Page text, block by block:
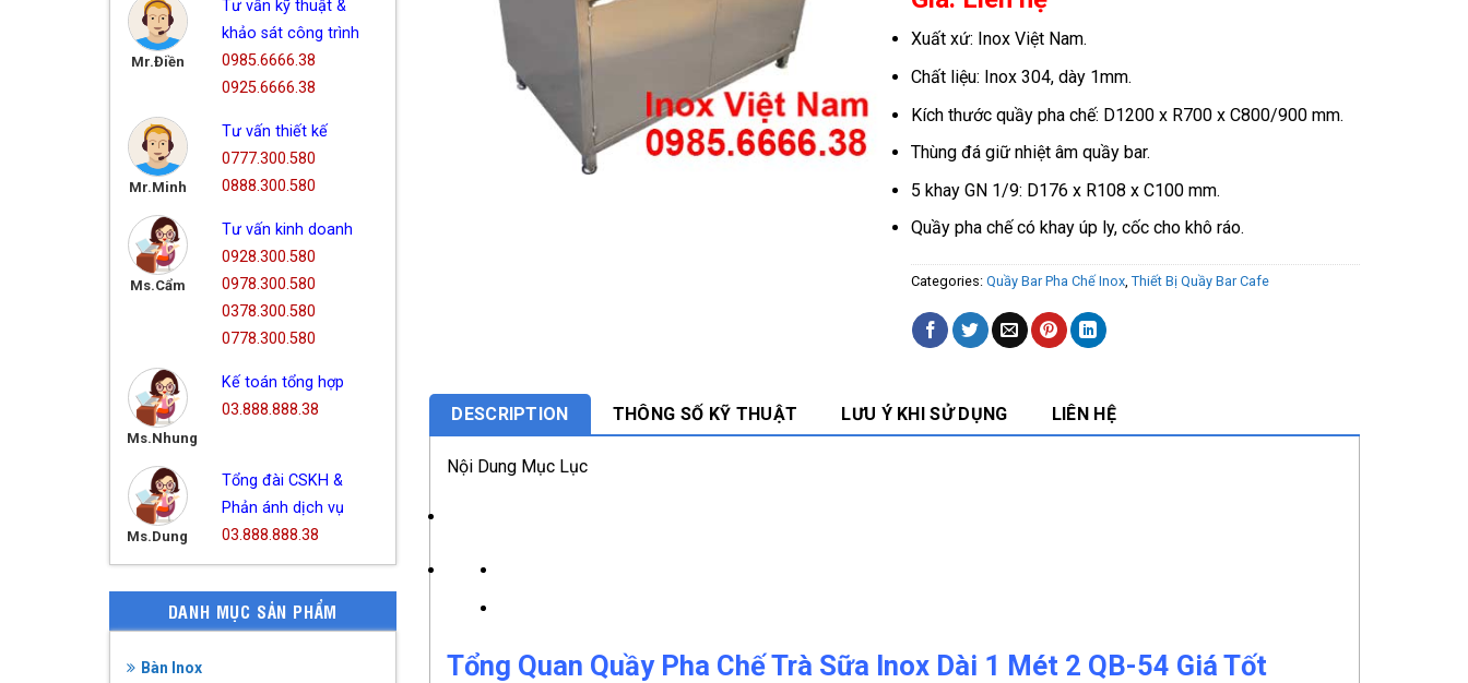
Mr.Điền
Tư vấn kỹ thuật &
khảo sát công trình
0985.6666.38
0925.6666.38
Mr.Minh
Tư vấn thiết kế
0777.300.580
0888.300.580
Ms.Cẩm
Tư vấn kinh doanh
0928.300.580
0978.300.580
0378.300.580
0778.300.580
Ms.Nhung
Kế toán tổng hợp
03.888.888.38
Ms.Dung
Tổng đài CSKH &
Phản ánh dịch vụ
03.888.888.38
DANH MỤC SẢN PHẨM
Bàn Inox
Xuất xứ: Inox Việt Nam.
Chất liệu: Inox 304, dày 1mm.
Kích thước quầy pha chế: D1200 x R700 x C800/900 mm.
Thùng đá giữ nhiệt âm quầy bar.
5 khay GN 1/9: D176 x R108 x C100 mm.
Quầy pha chế có khay úp ly, cốc cho khô ráo.
Categories: Quầy Bar Pha Chế Inox, Thiết Bị Quầy Bar Cafe
DESCRIPTION THÔNG SỐ KỸ THUẬT LƯU Ý KHI SỬ DỤNG LIÊN HỆ
Nội Dung Mục Lục
Tổng Quan Quầy Pha Chế Trà Sữa Inox Dài 1 Mét 2 QB-54 Giá Tốt